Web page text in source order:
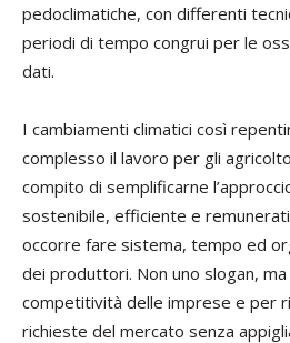
pedoclimatiche, con differenti
periodi di tempo congrui per le
dati.
I cambiamenti climatici così
complesso il lavoro per gli
compito di semplificarne
sostenibile, efficiente e
occorre fare sistema, tempo ed
dei produttori. Non uno slogan,
competitività delle imprese e per
richieste del mercato senza